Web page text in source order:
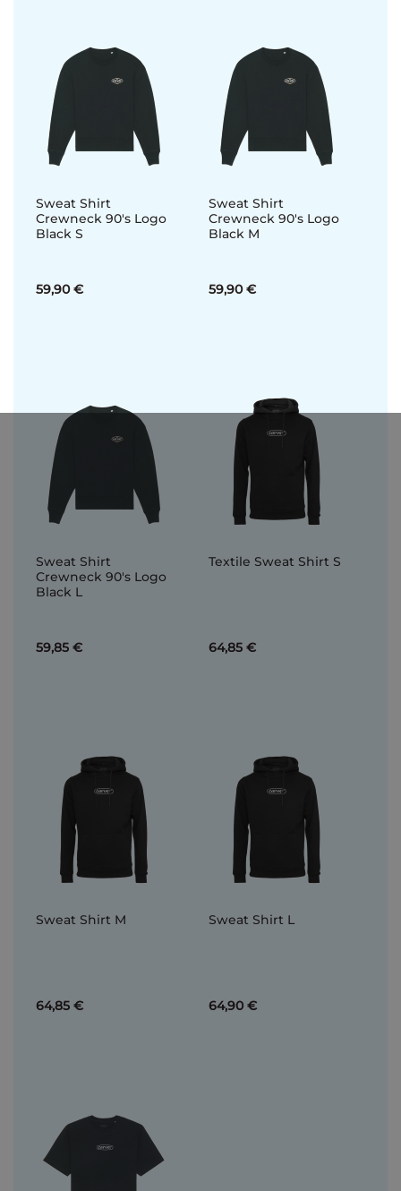
Sweat Shirt
Crewneck 90's Logo
Black S
59,90 €
Sweat Shirt
Crewneck 90's Logo
Black M
59,90 €
Sweat Shirt
Crewneck 90's Logo
Black L
59,85 €
Textile Sweat Shirt S
64,85 €
Sweat Shirt M
64,85 €
Sweat Shirt L
64,90 €